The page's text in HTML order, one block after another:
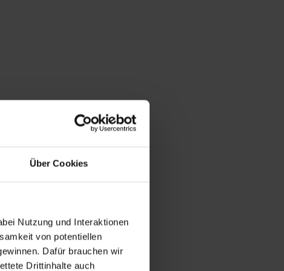
Über Cookies
Nutzung und Interaktionen
von potentiellen
Dafür brauchen wir
Drittinhalte auch